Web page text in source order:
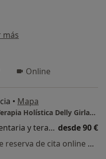
más
Online
• Mapa
Consulta de Psicoterapia y Terapia Holística Delly Girlado.
Visita Medicina Complementaria y terapias alternativas desde 90 €
Este especialista no ofrece reserva de cita online en esta dirección.